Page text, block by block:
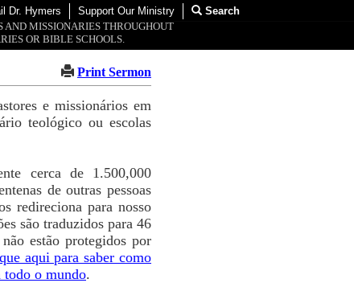
Dr. Hymers Support Our Ministry
Search
AND MISSIONARIES THROUGHOUT
OR BIBLE SCHOOLS.
Print Sermon
e missionários em
teológico ou escolas
cerca de 1.500,000
de outras pessoas
redireciona para nosso
são traduzidos para 46
estão protegidos por
aqui para saber como
todo o mundo.